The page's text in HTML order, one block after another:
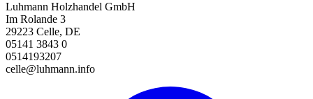
Luhmann Holzhandel GmbH
Im Rolande 3
29223 Celle, DE
05141 3843 0
0514193207
celle@luhmann.info